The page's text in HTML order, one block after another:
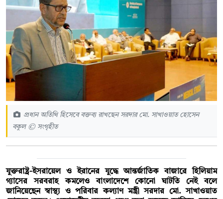
প্রধান অতিথি হিসেবে বক্তব্য রাখছেন সরদার মো. সাখাওয়াত হোসেন
বকুল © সংগৃহীত
যুক্তরাষ্ট্র-ইসরায়েল ও ইরানের যুদ্ধে আন্তর্জাতিক বাজারে হিলিয়াম
গ্যাসের সরবরাহ কমলেও বাংলাদেশে কোনো ঘাটতি নেই বলে
জানিয়েছেন স্বাস্থ্য ও পরিবার কল্যাণ মন্ত্রী সরদার মো. সাখাওয়াত